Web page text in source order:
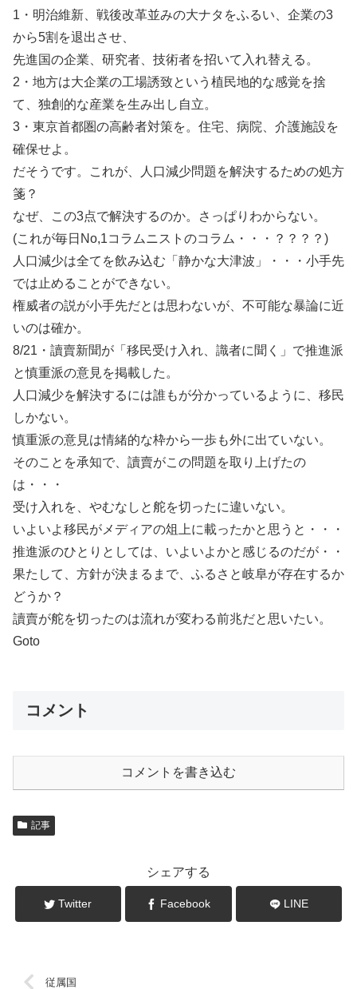
1・明治維新、戦後改革並みの大ナタをふるい、企業の3
から5割を退出させ、
先進国の企業、研究者、技術者を招いて入れ替える。
2・地方は大企業の工場誘致という植民地的な感覚を捨
て、独創的な産業を生み出し自立。
3・東京首都圏の高齢者対策を。住宅、病院、介護施設を
確保せよ。
だそうです。これが、人口減少問題を解決するための処方
箋？
なぜ、この3点で解決するのか。さっぱりわからない。
(これが毎日No,1コラムニストのコラム・・・？？？？)
人口減少は全てを飲み込む「静かな大津波」・・・小手先
では止めることができない。
権威者の説が小手先だとは思わないが、不可能な暴論に近
いのは確か。
8/21・讀賣新聞が「移民受け入れ、識者に聞く」で推進派
と慎重派の意見を掲載した。
人口減少を解決するには誰もが分かっているように、移民
しかない。
慎重派の意見は情緒的な枠から一歩も外に出ていない。
そのことを承知で、讀賣がこの問題を取り上げたの
は・・・
受け入れを、やむなしと舵を切ったに違いない。
いよいよ移民がメディアの俎上に載ったかと思うと・・・
推進派のひとりとしては、いよいよかと感じるのだが・・
果たして、方針が決まるまで、ふるさと岐阜が存在するか
どうか？
讀賣が舵を切ったのは流れが変わる前兆だと思いたい。
Goto
コメント
コメントを書き込む
記事
シェアする
Twitter Facebook LINE
従属国